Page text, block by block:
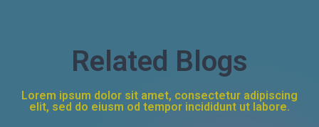
Related Blogs
Lorem ipsum dolor sit amet, consectetur adipiscing
elit, sed do eiusm od tempor incididunt ut labore.